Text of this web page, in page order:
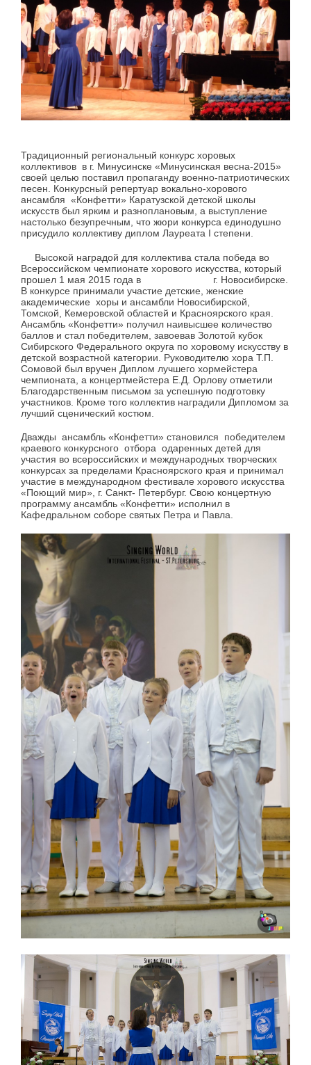
Традиционный региональный конкурс хоровых
коллективов в г. Минусинске «Минусинская весна-2015»
своей целью поставил пропаганду военно-патриотических
песен. Конкурсный репертуар вокально-хорового
ансамбля «Конфетти» Каратузской детской школы
искусств был ярким и разноплановым, а выступление
настолько безупречным, что жюри конкурса единодушно
присудило коллективу диплом Лауреата I степени.
Высокой наградой для коллектива стала победа во
Всероссийском чемпионате хорового искусства, который
прошел 1 мая 2015 года в г. Новосибирске.
В конкурсе принимали участие детские, женские
академические хоры и ансамбли Новосибирской,
Томской, Кемеровской областей и Красноярского края.
Ансамбль «Конфетти» получил наивысшее количество
баллов и стал победителем, завоевав Золотой кубок
Сибирского Федерального округа по хоровому искусству в
детской возрастной категории. Руководителю хора Т.П.
Сомовой был вручен Диплом лучшего хормейстера
чемпионата, а концертмейстера Е.Д. Орлову отметили
Благодарственным письмом за успешную подготовку
участников. Кроме того коллектив наградили Дипломом за
лучший сценический костюм.
Дважды ансамбль «Конфетти» становился победителем
краевого конкурсного отбора одаренных детей для
участия во всероссийских и международных творческих
конкурсах за пределами Красноярского края и принимал
участие в международном фестивале хорового искусства
«Поющий мир», г. Санкт- Петербург. Свою концертную
программу ансамбль «Конфетти» исполнил в
Кафедральном соборе святых Петра и Павла.